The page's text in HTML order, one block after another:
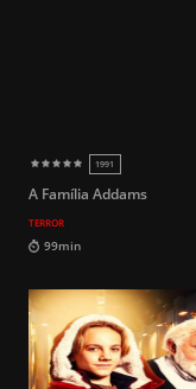
A Família Addams
TERROR